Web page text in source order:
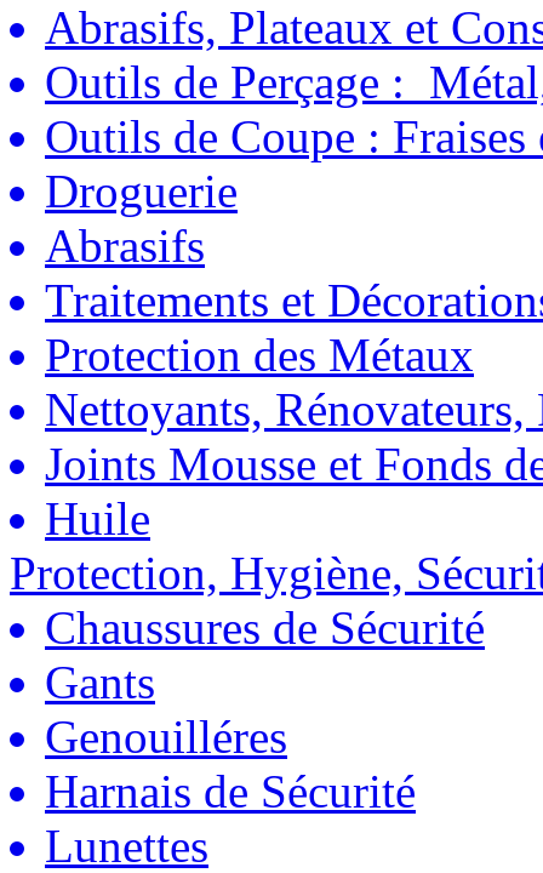
Abrasifs, Plateaux et
Outils de Perçage :
Outils de Coupe : Fraises
Droguerie
Abrasifs
Traitements et
Protection des Métaux
Nettoyants, Rénovateurs,
Joints Mousse et Fonds
Huile
Protection, Hygiène,
Chaussures de Sécurité
Gants
Genouilléres
Harnais de Sécurité
Lunettes